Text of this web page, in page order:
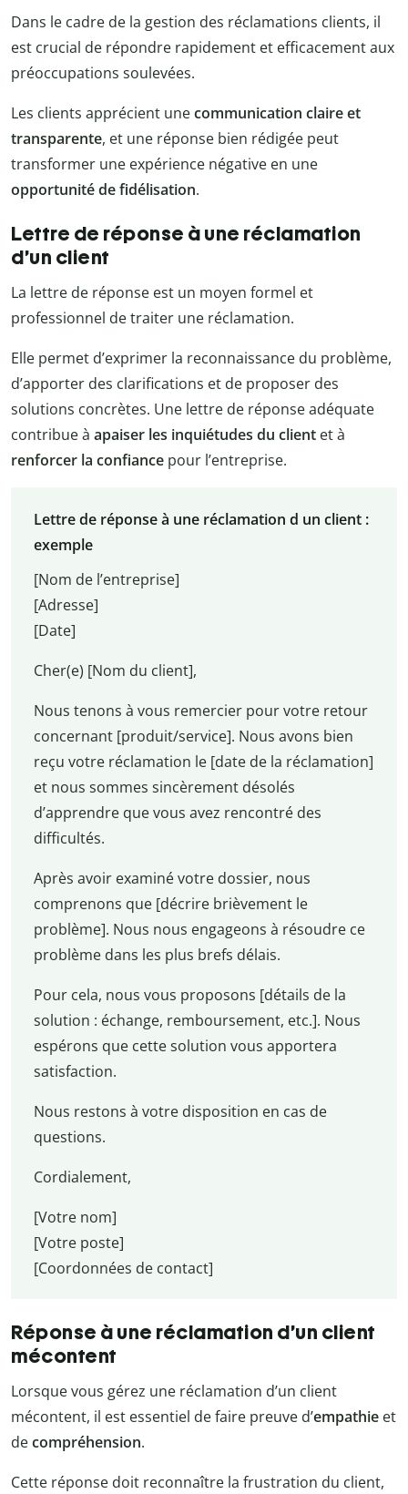
Dans le cadre de la gestion des réclamations clients, il
est crucial de répondre rapidement et efficacement aux
préoccupations soulevées.
Les clients apprécient unecommunication claire et
transparente, et une réponse bien rédigée peut
transformer une expérience négative en une
opportunité de fidélisation.
Lettre de réponse à une réclamation
d’un client
La lettre de réponse est un moyen formel et
professionnel de traiter une réclamation.
Elle permet d’exprimer la reconnaissance du problème,
d’apporter des clarifications et de proposer des
solutions concrètes. Une lettre de réponse adéquate
contribue à apaiser les inquiétudes du client et à
renforcer la confiance pour l’entreprise.
Lettre de réponse à une réclamation d un client :
exemple
[Nom de l’entreprise]
[Adresse]
[Date]
Cher(e) [Nom du client],
Nous tenons à vous remercier pour votre retour
concernant [produit/service]. Nous avons bien
reçu votre réclamation le [date de la réclamation]
et nous sommes sincèrement désolés
d’apprendre que vous avez rencontré des
difficultés.
Après avoir examiné votre dossier, nous
comprenons que [décrire brièvement le
problème]. Nous nous engageons à résoudre ce
problème dans les plus brefs délais.
Pour cela, nous vous proposons [détails de la
solution : échange, remboursement, etc.]. Nous
espérons que cette solution vous apportera
satisfaction.
Nous restons à votre disposition en cas de
questions.
Cordialement,
[Votre nom]
[Votre poste]
[Coordonnées de contact]
Réponse à une réclamation d’un client
mécontent
Lorsque vous gérez une réclamation d’un client
mécontent, il est essentiel de faire preuve d’empathie et
decompréhension.
Cette réponse doit reconnaître la frustration du client,